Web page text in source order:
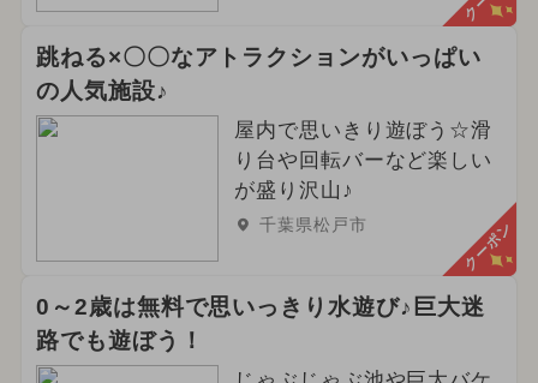
跳ねる×〇〇なアトラクションがいっぱい
の人気施設♪
屋内で思いきり遊ぼう☆滑
り台や回転バーなど楽しい
が盛り沢山♪
千葉県松戸市 クーポン
0～2歳は無料で思いっきり水遊び♪巨大迷
路でも遊ぼう！